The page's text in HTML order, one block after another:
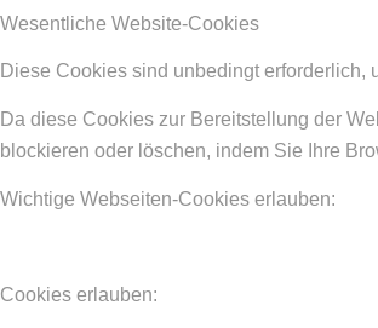
Wesentliche Website-Cookies
Diese Cookies sind unbedingt erforderlich,
Da diese Cookies zur Bereitstellung der
blockieren oder löschen, indem Sie Ihre
Wichtige Webseiten-Cookies erlauben:
Cookies erlauben: